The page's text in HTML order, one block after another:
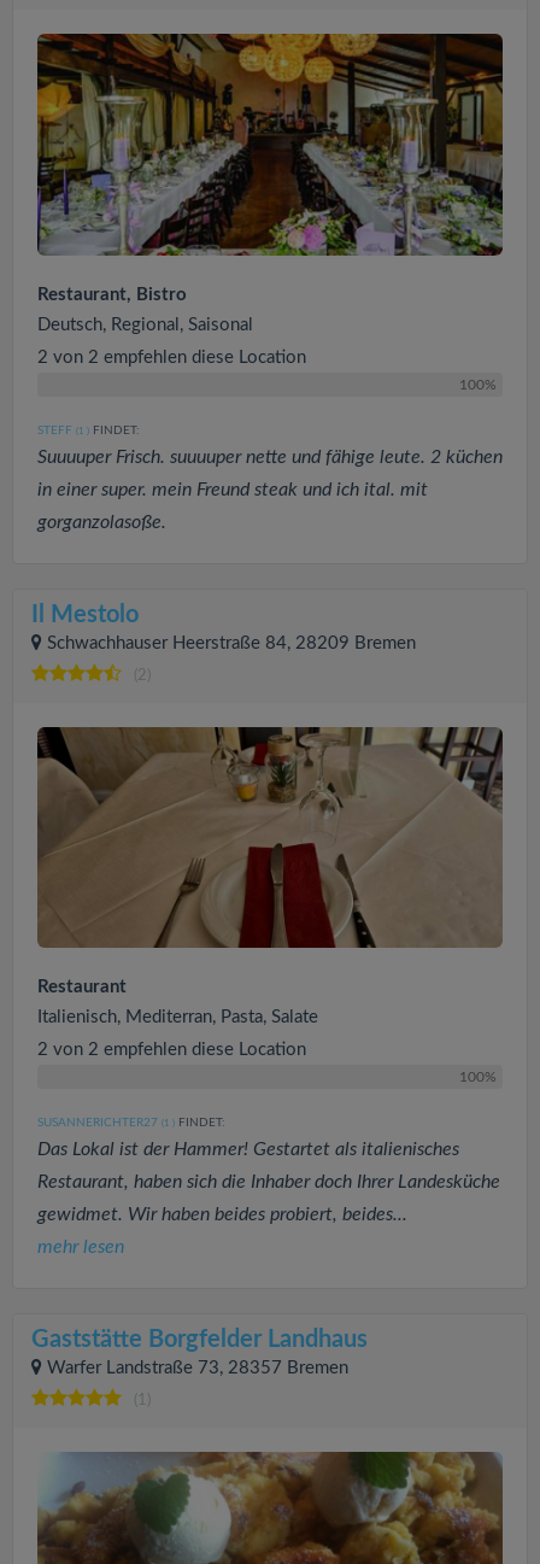
Restaurant, Bistro
Deutsch, Regional, Saisonal
2 von 2 empfehlen diese Location
100%
STEFF (1 ) FINDET:
Suuuuper Frisch. suuuuper nette und fähige leute. 2 küchen
in einer super. mein Freund steak und ich ital. mit
gorganzolasoße.
Il Mestolo
Schwachhauser Heerstraße 84, 28209 Bremen
(2)
Restaurant
Italienisch, Mediterran, Pasta, Salate
2 von 2 empfehlen diese Location
100%
SUSANNERICHTER27 (1 ) FINDET:
Das Lokal ist der Hammer! Gestartet als italienisches
Restaurant, haben sich die Inhaber doch Ihrer Landesküche
gewidmet. Wir haben beides probiert, beides...
mehr lesen
Gaststätte Borgfelder Landhaus
Warfer Landstraße 73, 28357 Bremen